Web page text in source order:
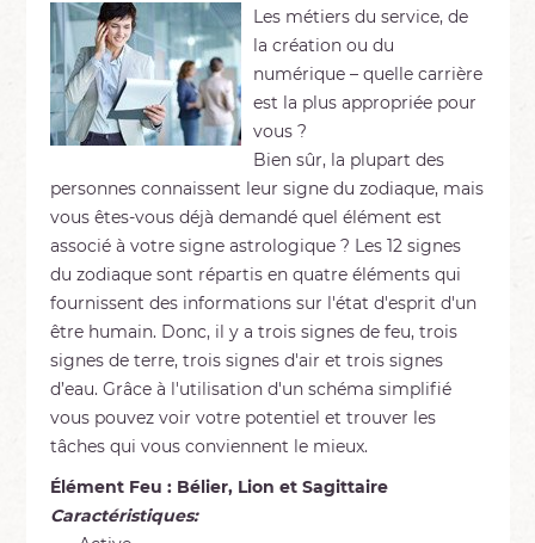
Les métiers du service, de
la création ou du
numérique – quelle carrière
est la plus appropriée pour
vous ?
Bien sûr, la plupart des
personnes connaissent leur signe du zodiaque, mais
vous êtes-vous déjà demandé quel élément est
associé à votre signe astrologique ? Les 12 signes
du zodiaque sont répartis en quatre éléments qui
fournissent des informations sur l'état d'esprit d'un
être humain. Donc, il y a trois signes de feu, trois
signes de terre, trois signes d'air et trois signes
d’eau. Grâce à l'utilisation d'un schéma simplifié
vous pouvez voir votre potentiel et trouver les
tâches qui vous conviennent le mieux.
Élément Feu : Bélier, Lion et Sagittaire
Caractéristiques: